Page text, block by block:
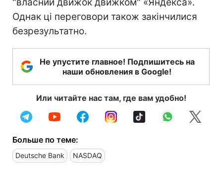
Однак ці переговори також закінчилися
безрезультатно.
Не упустите главное! Подпишитесь на
наши обновления в Google!
Или читайте нас там, где вам удобно!
Больше по теме:
Deutsche Bank NASDAQ